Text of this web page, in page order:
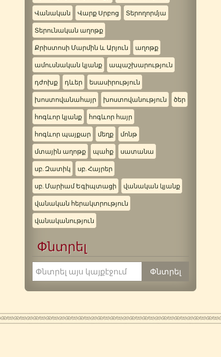
Վանական Վարք Սրբոց Տերողորմյա
Տերունական աղոթք
Քրիստոսի Մարմին և Արյուն աղոթք
ամուսնական կյանք ապաշխարություն
դժոխք դևեր եսասիրություն
խոստովանահայր խոստովանություն ծեր
հոգևոր կյանք հոգևոր հայր
հոգևոր պայքար մեղք մոնթ
մտային աղոթք պահք սատանա
սբ. Զատիկ սբ. Հայրեր
սբ. Մարիամ Եգիպտացի վանական կյանք
վանական հերակտրություն
վանականություն
Փնտրել